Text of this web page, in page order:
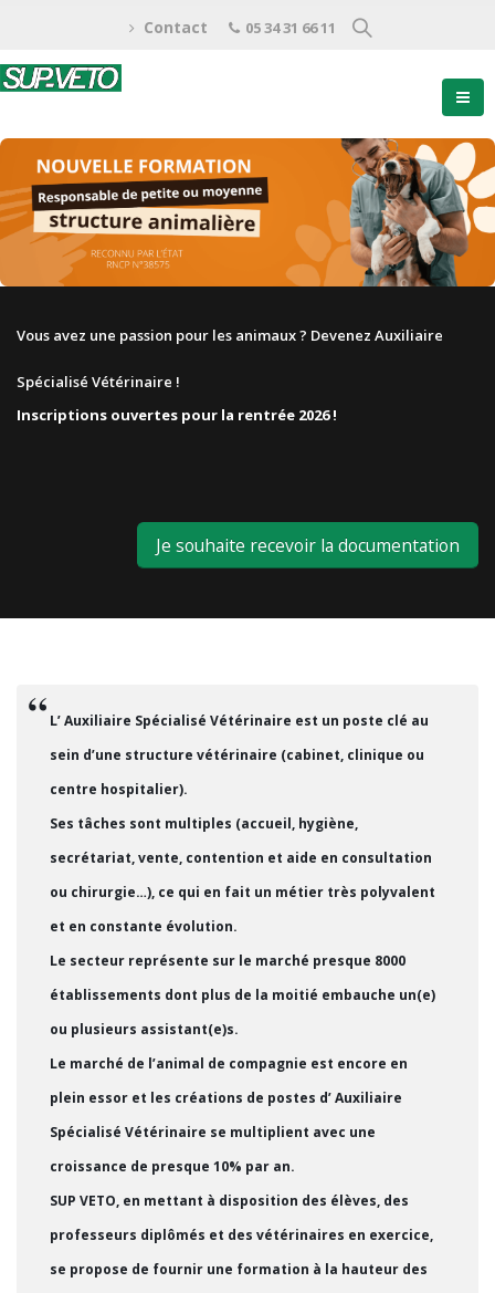
Contact 05 34 31 66 11
Vous avez une passion pour les animaux ? Devenez Auxiliaire
Spécialisé Vétérinaire !
Inscriptions ouvertes pour la rentrée 2026 !
Je souhaite recevoir la documentation
L’ Auxiliaire Spécialisé Vétérinaire est un poste clé au
sein d’une structure vétérinaire (cabinet, clinique ou
centre hospitalier).
Ses tâches sont multiples (accueil, hygiène,
secrétariat, vente, contention et aide en consultation
ou chirurgie…), ce qui en fait un métier très polyvalent
et en constante évolution.
Le secteur représente sur le marché presque 8000
établissements dont plus de la moitié embauche un(e)
ou plusieurs assistant(e)s.
Le marché de l’animal de compagnie est encore en
plein essor et les créations de postes d’ Auxiliaire
Spécialisé Vétérinaire se multiplient avec une
croissance de presque 10% par an.
SUP VETO, en mettant à disposition des élèves, des
professeurs diplômés et des vétérinaires en exercice,
se propose de fournir une formation à la hauteur des